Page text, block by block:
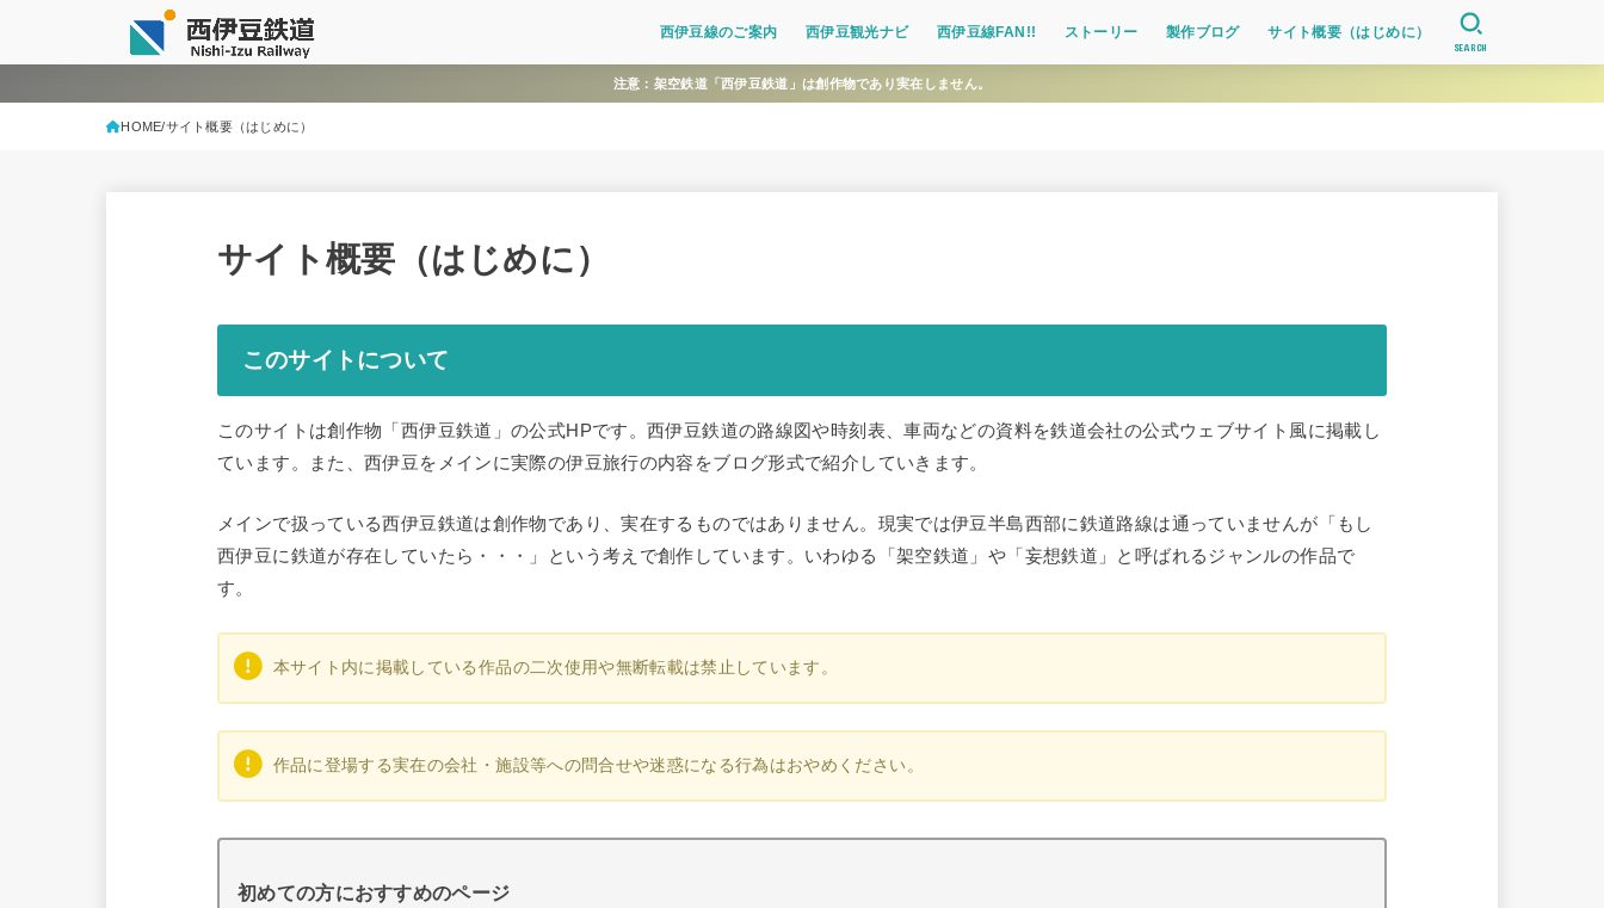
西伊豆線のご案内 西伊豆観光ナビ 西伊豆線FAN!! ストーリー 製作ブログ サイト概要（はじめに）
SEARCH
注意：架空鉄道「西伊豆鉄道」は創作物であり実在しません。
HOME サイト概要（はじめに）
サイト概要（はじめに）
このサイトについて
このサイトは創作物「西伊豆鉄道」の公式HPです。西伊豆鉄道の路線図や時刻表、車両などの資料を鉄道会社の公式ウェブサイト風に掲載し
ています。また、西伊豆をメインに実際の伊豆旅行の内容をブログ形式で紹介していきます。
メインで扱っている西伊豆鉄道は創作物であり、実在するものではありません。現実では伊豆半島西部に鉄道路線は通っていませんが「もし
西伊豆に鉄道が存在していたら・・・」という考えで創作しています。いわゆる「架空鉄道」や「妄想鉄道」と呼ばれるジャンルの作品で
す。
本サイト内に掲載している作品の二次使用や無断転載は禁止しています。
作品に登場する実在の会社・施設等への問合せや迷惑になる行為はおやめください。
初めての方におすすめのページ